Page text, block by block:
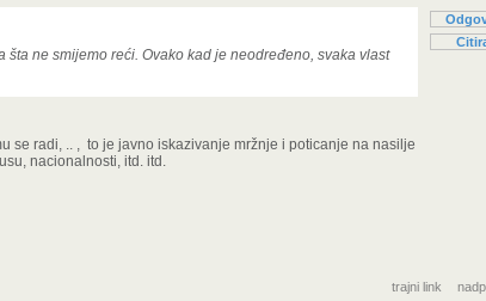
ne smijemo reći. Ovako kad je neodređeno, svaka vlast
se radi, .. , to je javno iskazivanje mržnje i poticanje na nasilje
nacionalnosti, itd. itd.
trajni link